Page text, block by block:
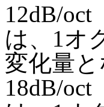
12dB/
は、1オ
変化量と
18dB/